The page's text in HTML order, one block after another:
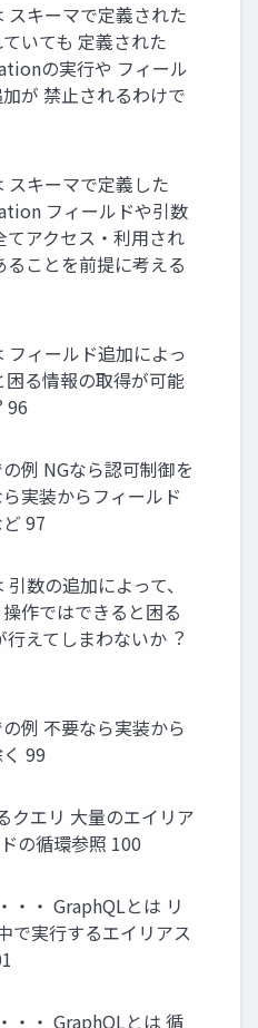
スキーマで定義された
いても 定義された
の実⾏や フィール
が 禁⽌されるわけで
スキーマで定義した
フィールドや引数
てアクセス・利⽤され
ることを前提に考える
フィールド追加によっ
困る情報の取得が可能
96
例 NGなら認可制御を
実装からフィールド
97
数の追加によって、
作ではできると困る
⾏えてしまわないか︖
例 不要なら実装から
99
クエリ ⼤量のエイリア
の循環参照 100
・・ GraphQLとは リ
で実⾏するエイリアス
・・ GraphQLとは 循